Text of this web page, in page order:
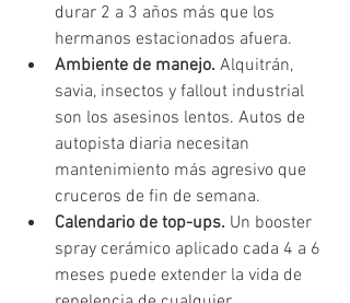
durar 2 a 3 años más que los
hermanos estacionados afuera.
Ambiente de manejo. Alquitrán,
savia, insectos y fallout industrial
son los asesinos lentos. Autos de
autopista diaria necesitan
mantenimiento más agresivo que
cruceros de fin de semana.
Calendario de top-ups. Un booster
spray cerámico aplicado cada 4 a 6
meses puede extender la vida de